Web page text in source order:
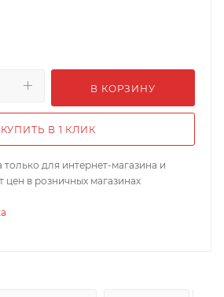
В КОРЗИНУ
КУПИТЬ В 1 КЛИК
только для интернет-магазина и
цен в розничных магазинах